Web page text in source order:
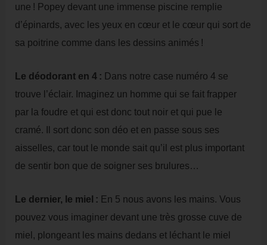
une ! Popey devant une immense piscine remplie
d’épinards, avec les yeux en cœur et le cœur qui sort de
sa poitrine comme dans les dessins animés !
Le déodorant en 4 : Dans notre case numéro 4 se
trouve l’éclair. Imaginez un homme qui se fait frapper
par la foudre et qui est donc tout noir et qui pue le
cramé. Il sort donc son déo et en passe sous ses
aisselles, car tout le monde sait qu’il est plus important
de sentir bon que de soigner ses brulures…
Le dernier, le miel : En 5 nous avons les mains. Vous
pouvez vous imaginer devant une très grosse cuve de
miel, plongeant les mains dedans et léchant le miel